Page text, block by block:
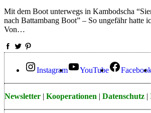
Mit dem Boot unterwegs in Kambodscha
nach Battambang Boot” – So ungefähr hatte
Von…
Instagram YouTube
Newsletter | Kooperationen | Datenschutz |